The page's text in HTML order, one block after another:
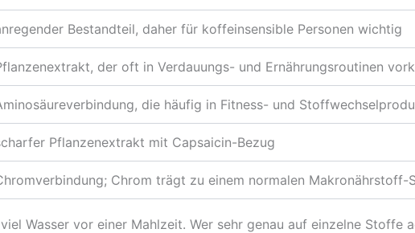
Bestandteil, daher für koffeinsensible Personen wichtig
der oft in Verdauungs- und Ernährungsroutinen
die häufig in Fitness- und
Pflanzenextrakt mit Capsaicin-Bezug
Chrom trägt zu einem normalen Makronährstoff-
Wasser vor einer Mahlzeit. Wer sehr genau auf einzelne Stoffe